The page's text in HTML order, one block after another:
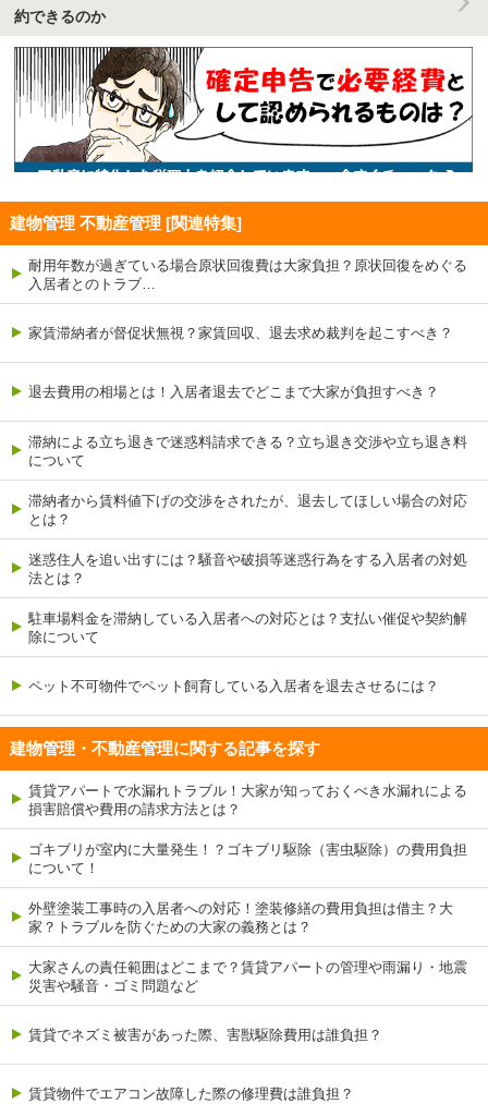
約できるのか
建物管理 不動産管理 [関連特集]
耐用年数が過ぎている場合原状回復費は大家負担？原状回復をめぐる
入居者とのトラブ…
家賃滞納者が督促状無視？家賃回収、退去求め裁判を起こすべき？
退去費用の相場とは！入居者退去でどこまで大家が負担すべき？
滞納による立ち退きで迷惑料請求できる？立ち退き交渉や立ち退き料
について
滞納者から賃料値下げの交渉をされたが、退去してほしい場合の対応
とは？
迷惑住人を追い出すには？騒音や破損等迷惑行為をする入居者の対処
法とは？
駐車場料金を滞納している入居者への対応とは？支払い催促や契約解
除について
ペット不可物件でペット飼育している入居者を退去させるには？
建物管理・不動産管理に関する記事を探す
賃貸アパートで水漏れトラブル！大家が知っておくべき水漏れによる
損害賠償や費用の請求方法とは？
ゴキブリが室内に大量発生！？ゴキブリ駆除（害虫駆除）の費用負担
について！
外壁塗装工事時の入居者への対応！塗装修繕の費用負担は借主？大
家？トラブルを防ぐための大家の義務とは？
大家さんの責任範囲はどこまで？賃貸アパートの管理や雨漏り・地震
災害や騒音・ゴミ問題など
賃貸でネズミ被害があった際、害獣駆除費用は誰負担？
賃貸物件でエアコン故障した際の修理費は誰負担？